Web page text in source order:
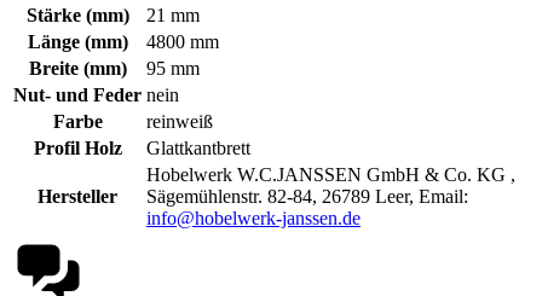
Stärke (mm)
21 mm
Länge (mm)
4800 mm
Breite (mm)
95 mm
Nut- und Feder nein
Farbe
reinweiß
Profil Holz
Glattkantbrett
Hersteller
Hobelwerk W.C.JANSSEN GmbH & Co. KG ,
Sägemühlenstr. 82-84, 26789 Leer, Email:
info@hobelwerk-janssen.de